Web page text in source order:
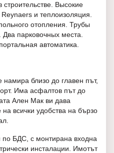
Высокие
и теплоизоляция.
отопления. Трубы
парковочных места.
автоматика.
намира близо до главен път,
Има асфалтов път до
Ален Мак ви дава
всички удобства на бързо
БДС, с монтирана входна
инсталации. Имотът